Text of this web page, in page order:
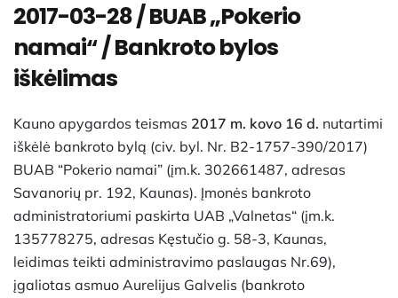
2017-03-28 / BUAB „Pokerio
namai“ / Bankroto bylos
iškėlimas
Kauno apygardos teismas 2017 m. kovo 16 d. nutartimi
iškėlė bankroto bylą (civ. byl. Nr. B2-1757-390/2017)
BUAB “Pokerio namai” (įm.k. 302661487, adresas
Savanorių pr. 192, Kaunas). Įmonės bankroto
administratoriumi paskirta UAB „Valnetas“ (įm.k.
135778275, adresas Kęstučio g. 58-3, Kaunas,
leidimas teikti administravimo paslaugas Nr.69),
įgaliotas asmuo Aurelijus Galvelis (bankroto